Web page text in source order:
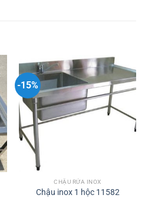
-15%
CHẬU RỬA INOX
Chậu inox 1 hộc 11582